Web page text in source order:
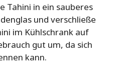
Tahini in ein sauberes
und verschließe
im Kühlschrank auf
gut um, da sich
kann.